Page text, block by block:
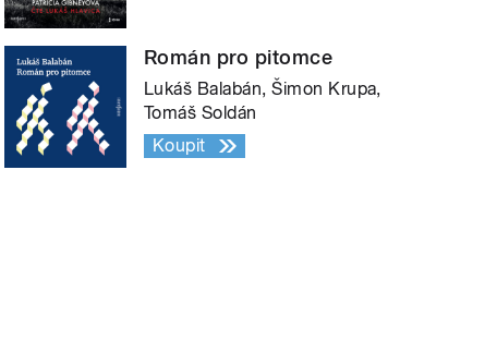
Román pro pitomce
Lukáš Balabán, Šimon Krupa,
Tomáš Soldán
Koupit